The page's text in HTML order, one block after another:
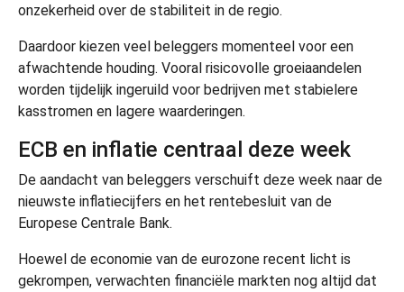
onzekerheid over de stabiliteit in de regio.
Daardoor kiezen veel beleggers momenteel voor een
afwachtende houding. Vooral risicovolle groeiaandelen
worden tijdelijk ingeruild voor bedrijven met stabielere
kasstromen en lagere waarderingen.
ECB en inflatie centraal deze week
De aandacht van beleggers verschuift deze week naar de
nieuwste inflatiecijfers en het rentebesluit van de
Europese Centrale Bank.
Hoewel de economie van de eurozone recent licht is
gekrompen, verwachten financiële markten nog altijd dat